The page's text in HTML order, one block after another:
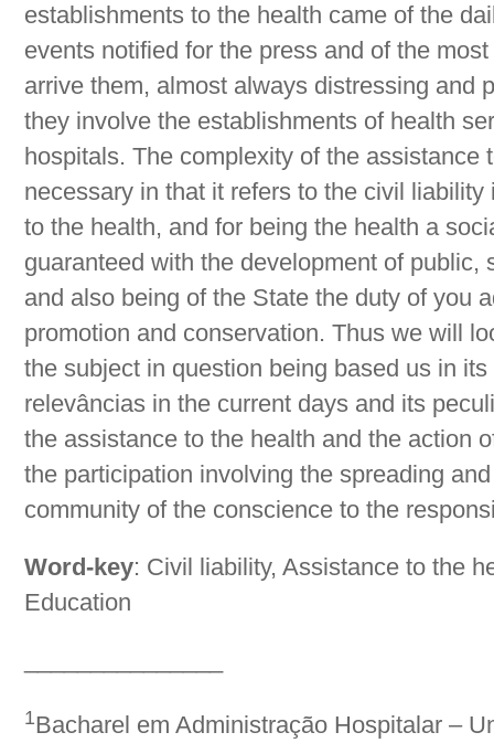
establishments to the health came of the
events notified for the press and of the
arrive them, almost always distressing and
they involve the establishments of health
hospitals. The complexity of the assistance
necessary in that it refers to the civil
to the health, and for being the health a
guaranteed with the development of public,
and also being of the State the duty of you
promotion and conservation. Thus we will
the subject in question being based us in
relevâncias in the current days and its
the assistance to the health and the action
the participation involving the spreading
community of the conscience to the
Word-key: Civil liability, Assistance to the
Education
1Bacharel em Administração Hospitalar –